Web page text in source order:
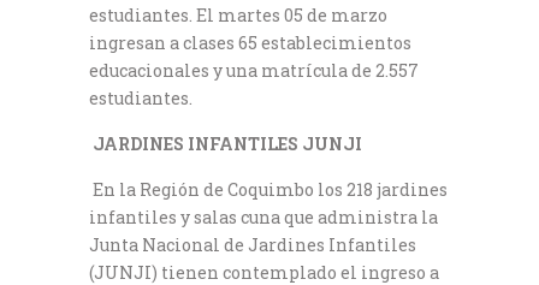
estudiantes. El martes 05 de marzo
ingresan a clases 65 establecimientos
educacionales y una matrícula de 2.557
estudiantes.
JARDINES INFANTILES JUNJI
En la Región de Coquimbo los 218 jardines
infantiles y salas cuna que administra la
Junta Nacional de Jardines Infantiles
(JUNJI) tienen contemplado el ingreso a